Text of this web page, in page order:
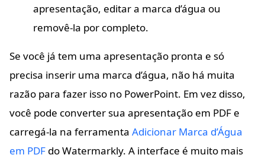
apresentação, editar a marca d’água ou
removê-la por completo.
Se você já tem uma apresentação pronta e só
precisa inserir uma marca d’água, não há muita
razão para fazer isso no PowerPoint. Em vez disso,
você pode converter sua apresentação em PDF e
carregá-la na ferramenta Adicionar Marca d’Água
em PDF do Watermarkly. A interface é muito mais